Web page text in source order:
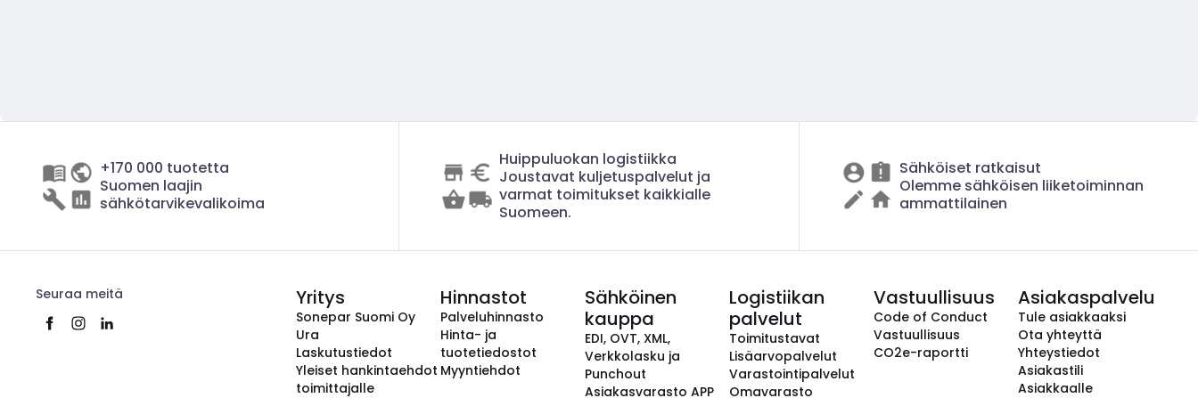
+170 000 tuotetta
Suomen laajin
sähkötarvikevalikoima
Huippuluokan logistiikka
Joustavat kuljetuspalvelut ja
varmat toimitukset kaikkialle
Suomeen.
Sähköiset ratkaisut
Olemme sähköisen liiketoiminnan
ammattilainen
Seuraa meitä Yritys
Sonepar Suomi Oy
Ura
Laskutustiedot
Yleiset hankintaehdot
toimittajalle
Hinnastot
Palveluhinnasto
Hinta- ja
tuotetiedostot
Myyntiehdot
Sähköinen
kauppa
EDI, OVT, XML,
Verkkolasku ja
Punchout
Asiakasvarasto APP
Logistiikan
palvelut
Toimitustavat
Lisäarvopalvelut
Varastointipalvelut
Omavarasto
Vastuullisuus
Code of Conduct
Vastuullisuus
CO2e-raportti
Asiakaspalvelu
Tule asiakkaaksi
Ota yhteyttä
Yhteystiedot
Asiakastili
Asiakkaalle